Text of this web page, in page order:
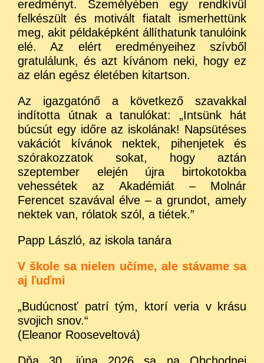
eredményt. Személyében egy rendkívül
felkészült és motivált fiatalt ismerhettünk
meg, akit példaképként állíthatunk tanulóink
elé. Az elért eredményeihez szívből
gratulálunk, és azt kívánom neki, hogy ez
az elán egész életében kitartson.
Az igazgatónő a következő szavakkal
indította útnak a tanulókat: „Intsünk hát
búcsút egy időre az iskolának! Napsütéses
vakációt kívánok nektek, pihenjetek és
szórakozzatok sokat, hogy aztán
szeptember elején újra birtokotokba
vehessétek az Akadémiát – Molnár
Ferencet szavával élve – a grundot, amely
nektek van, rólatok szól, a tiétek.”
Papp László, az iskola tanára
V škole sa nielen učíme, ale stávame sa
aj ľuďmi
„Budúcnosť patrí tým, ktorí veria v krásu
svojich snov.“
(Eleanor Rooseveltová)
Dňa 30. júna 2026 sa na Obchodnej